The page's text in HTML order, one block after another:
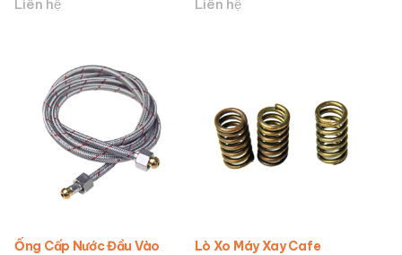
Liên hệ 3/8F 3/8F90
Liên hệ
Ống Cấp Nước Đầu Vào
Lò Xo Máy Xay Cafe